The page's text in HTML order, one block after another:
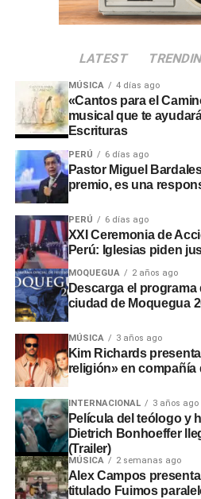
. La propuesta respondió
gubernamental.
El evento oficial contará con
nivel nacionalpara facilitar la
desde distintas regiones. Con
comunidad evangélica ratificó su
oraciones por la gestión de las
LATEST
MÚSICA 4 días ago
«Cantos para el
musical que te
Escrituras
PERÚ 6 días ago
Pastor Miguel
premio, es una
PERÚ 6 días ago
XXI Ceremonia de
Perú: Iglesias piden
MOQUEGUA 2 años ago
Descarga el programa
ciudad de Moquegua
MÚSICA 3 años ago
Kim Richards
religión» en compañía
INTERNACIONAL 3 años ago
Película del teólogo y
Dietrich Bonhoeffer
(Trailer)
MÚSICA 2 semanas ago
Alex Campos
titulado Fuimos